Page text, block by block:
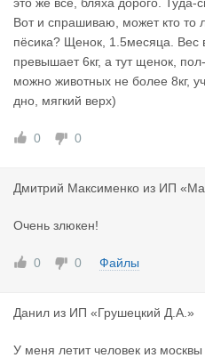
Вот и спрашиваю, может кто то
пёсика? Щенок, 1.5месяца. Вес
превышает 6кг, а тут щенок,
можно животных не более 8кг,
дно, мягкий верх)
0 0
Дмитрий Максименко из ИП
Очень злюкен!
0 0 Файлы
Данил из ИП «Грушецкий Д.А.»
У меня летит человек из москвы